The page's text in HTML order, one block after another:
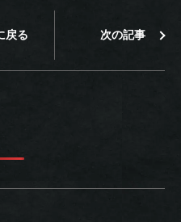
l
戻る 次の記事